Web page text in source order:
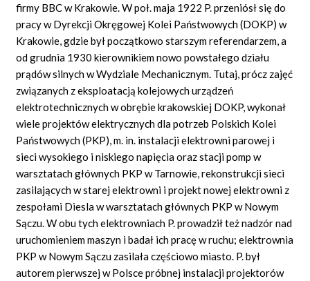
firmy BBC w Krakowie. W poł. maja 1922 P. przeniósł się do
pracy w Dyrekcji Okręgowej Kolei Państwowych (DOKP) w
Krakowie, gdzie był początkowo starszym referendarzem, a
od grudnia 1930 kierownikiem nowo powstałego działu
prądów silnych w Wydziale Mechanicznym. Tutaj, prócz zajęć
związanych z eksploatacją kolejowych urządzeń
elektrotechnicznych w obrębie krakowskiej DOKP, wykonał
wiele projektów elektrycznych dla potrzeb Polskich Kolei
Państwowych (PKP), m. in. instalacji elektrowni parowej i
sieci wysokiego i niskiego napięcia oraz stacji pomp w
warsztatach głównych PKP w Tarnowie, rekonstrukcji sieci
zasilających w starej elektrowni i projekt nowej elektrowni z
zespołami Diesla w warsztatach głównych PKP w Nowym
Sączu. W obu tych elektrowniach P. prowadził też nadzór nad
uruchomieniem maszyn i badał ich pracę w ruchu; elektrownia
PKP w Nowym Sączu zasilała częściowo miasto. P. był
autorem pierwszej w Polsce próbnej instalacji projektorów